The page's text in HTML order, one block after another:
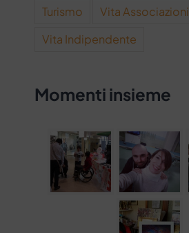
Turismo
Vita Associazioni
Vita Indipendente
Momenti insieme